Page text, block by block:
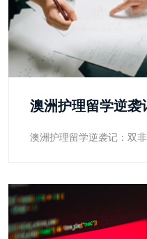
澳洲护理留学逆袭记：双